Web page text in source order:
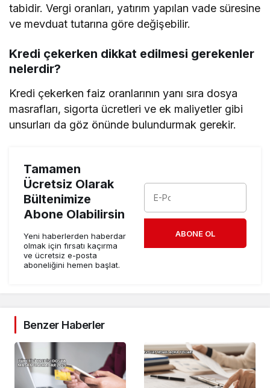
tabidir. Vergi oranları, yatırım yapılan vade süresine
ve mevduat tutarına göre değişebilir.
Kredi çekerken dikkat edilmesi gerekenler
nelerdir?
Kredi çekerken faiz oranlarının yanı sıra dosya
masrafları, sigorta ücretleri ve ek maliyetler gibi
unsurları da göz önünde bulundurmak gerekir.
Tamamen
Ücretsiz Olarak
Bültenimize
Abone Olabilirsin
Yeni haberlerden haberdar
olmak için fırsatı kaçırma
ve ücretsiz e-posta
aboneliğini hemen başlat.
ABONE OL
Benzer Haberler